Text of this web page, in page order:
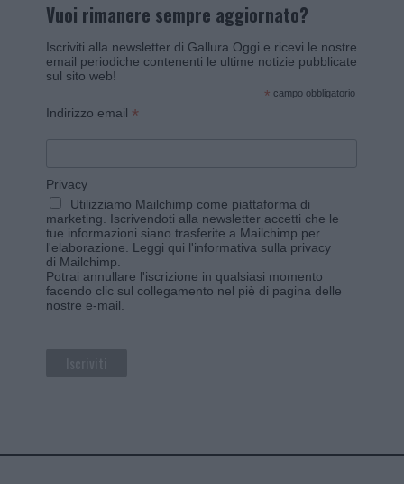
Vuoi rimanere sempre aggiornato?
Iscriviti alla newsletter di Gallura Oggi e ricevi le nostre
email periodiche contenenti le ultime notizie pubblicate
sul sito web!
* campo obbligatorio
Indirizzo email *
Privacy
Utilizziamo Mailchimp come piattaforma di
marketing. Iscrivendoti alla newsletter accetti che le
tue informazioni siano trasferite a Mailchimp per
l'elaborazione. Leggi qui l'informativa sulla privacy
di Mailchimp.
Potrai annullare l'iscrizione in qualsiasi momento
facendo clic sul collegamento nel piè di pagina delle
nostre e-mail.